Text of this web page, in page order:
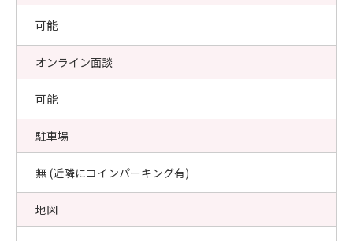
可能
オンライン面談
可能
駐車場
無 (近隣にコインパーキング有)
地図